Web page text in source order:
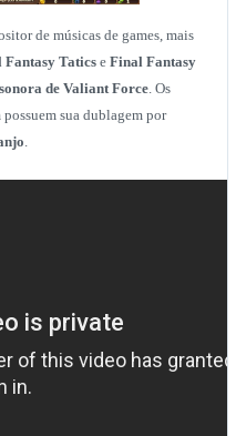
de músicas de games, mais
Fantasy Taticse Final Fantasy
de Valiant Force. Os
possuem sua dublagem por